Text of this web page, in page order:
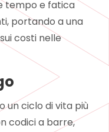
tempo e fatica
portando a una
costi nelle
un ciclo di vita più
codici a barre,